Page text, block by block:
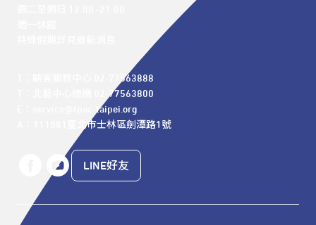
T：顧客服務中心 02-77563888
T：北藝中心總機 02-77563800
E：service@tpac-taipei.org
A：111081臺北市士林區劍潭路1號
LINE好友